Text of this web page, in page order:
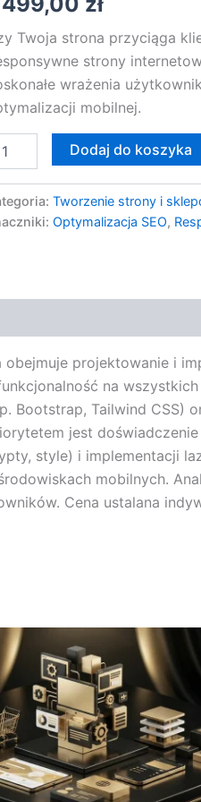
Twoja strona przyciąga
strony
wrażenia
mobilnej.
Dodaj do koszyka
Tworzenie strony i
Optymalizacja SEO,
projektowanie i
na
Bootstrap, Tailwind CSS)
jest
style) i implementacji
mobilnych.
Cena ustalana